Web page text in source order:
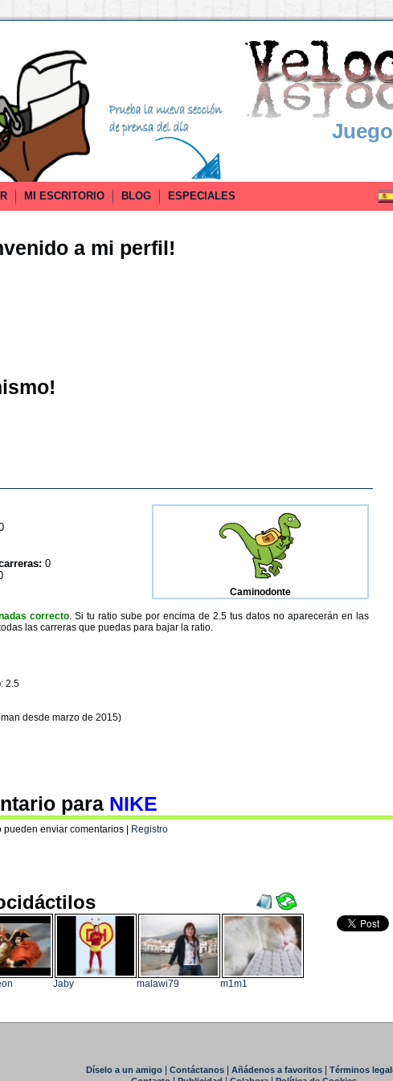
MI ESCRITORIO BLOG ESPECIALES
a mi perfil!
0
Caminodonte
correcto. Si tu ratio sube por encima de 2.5 tus datos no aparecerán en las
las carreras que puedas para bajar la ratio.
: 2.5
desde marzo de 2015)
para NIKE
enviar comentarios | Registro
Jaby malawi79 m1m1
Díselo a un amigo| Contáctanos| Añádenos a favoritos|
Términos